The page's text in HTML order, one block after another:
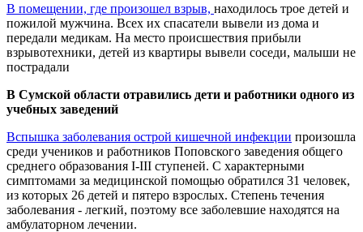
В помещении, где произошел взрыв, находилось трое детей и
пожилой мужчина. Всех их спасатели вывели из дома и
передали медикам. На место происшествия прибыли
взрывотехники, детей из квартиры вывели соседи, малыши не
пострадали
В Сумской области отравились дети и работники одного из
учебных заведений
Вспышка заболевания острой кишечной инфекции произошла
среди учеников и работников Поповского заведения общего
среднего образования I-III ступеней. С характерными
симптомами за медицинской помощью обратился 31 человек,
из которых 26 детей и пятеро взрослых. Степень течения
заболевания - легкий, поэтому все заболевшие находятся на
амбулаторном лечении.